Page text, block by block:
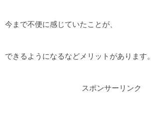
今まで不便に感じていたことが、
できるようになるなどメリットがあります。
スポンサーリンク